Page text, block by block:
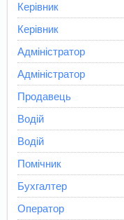
Керівник
Керівник
Адміністратор
Адміністратор
Продавець
Водій
Водій
Помічник
Бухгалтер
Оператор